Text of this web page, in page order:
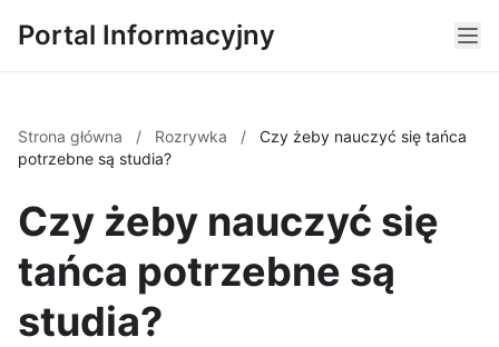
Portal Informacyjny
Strona główna / Rozrywka /
Czy żeby nauczyć się tańca
potrzebne są studia?
Czy żeby nauczyć się
tańca potrzebne są
studia?